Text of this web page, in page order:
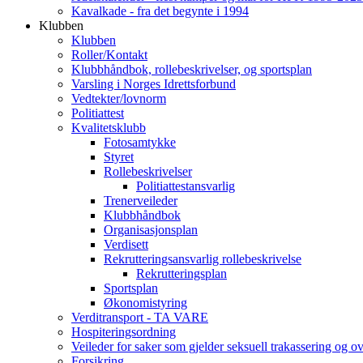
Kavalkade - fra det begynte i 1994
Klubben
Klubben
Roller/Kontakt
Klubbhåndbok, rollebeskrivelser, og sportsplan
Varsling i Norges Idrettsforbund
Vedtekter/lovnorm
Politiattest
Kvalitetsklubb
Fotosamtykke
Styret
Rollebeskrivelser
Politiattestansvarlig
Trenerveileder
Klubbhåndbok
Organisasjonsplan
Verdisett
Rekrutteringsansvarlig rollebeskrivelse
Rekrutteringsplan
Sportsplan
Økonomistyring
Verditransport - TA VARE
Hospiteringsordning
Veileder for saker som gjelder seksuell trakassering og